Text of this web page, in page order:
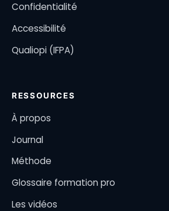
Confidentialité
Accessibilité
Qualiopi (IFPA)
RESSOURCES
À propos
Journal
Méthode
Glossaire formation pro
Les vidéos